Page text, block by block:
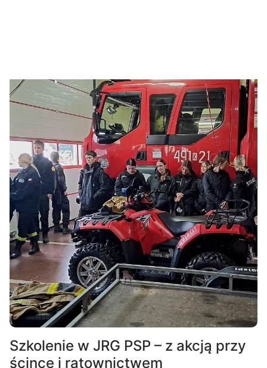
Szkolenie w JRG PSP – z akcją przy
ścince i ratownictwem